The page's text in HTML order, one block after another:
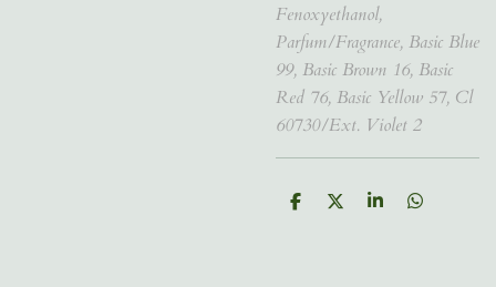
Fenoxyethanol,
Parfum/Fragrance, Basic Blue
99, Basic Brown 16, Basic
Red 76, Basic Yellow 57, Cl
60730/Ext. Violet 2
D
D
S
D